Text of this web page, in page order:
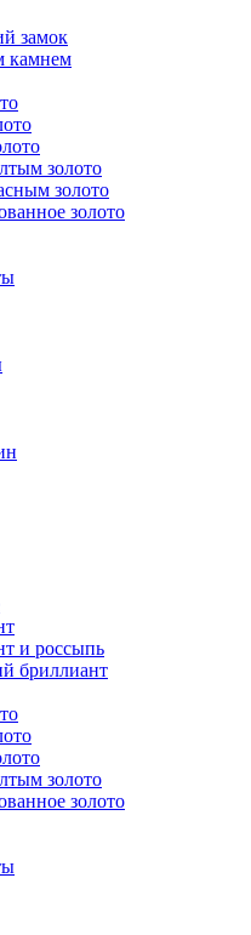
замок
камнем
золото
золото
золото
и россыпь
бриллиант
золото
золото